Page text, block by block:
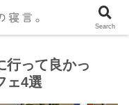
行って良かっ
ェ4選
Search